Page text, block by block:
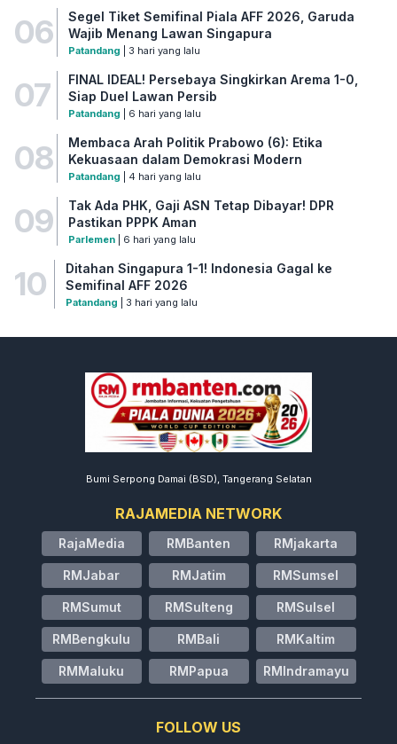
06
Segel Tiket Semifinal Piala AFF 2026, Garuda
Wajib Menang Lawan Singapura
Patandang | 3 hari yang lalu
07
FINAL IDEAL! Persebaya Singkirkan Arema 1-0,
Siap Duel Lawan Persib
Patandang | 6 hari yang lalu
08
Membaca Arah Politik Prabowo (6): Etika
Kekuasaan dalam Demokrasi Modern
Patandang | 4 hari yang lalu
09
Tak Ada PHK, Gaji ASN Tetap Dibayar! DPR
Pastikan PPPK Aman
Parlemen| 6 hari yang lalu
10
Ditahan Singapura 1-1! Indonesia Gagal ke
Semifinal AFF 2026
Patandang | 3 hari yang lalu
Bumi Serpong Damai (BSD), Tangerang Selatan
RAJAMEDIA NETWORK
RajaMedia RMBanten RMjakarta
RMJabar RMJatim RMSumsel
RMSumut RMSulteng RMSulsel
RMBengkulu RMBali RMKaltim
RMMaluku RMPapua RMIndramayu
FOLLOW US